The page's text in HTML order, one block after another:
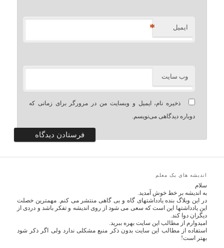
ایمیل *
وب‌ سایت
ذخیره نام، ایمیل و وبسایت من در مرورگر برای زمانی که
دوباره دیدگاهی می‌نویسم.
اندیشه های یک معلم
سلام
به اندیشه بر خط خوش آمدید.
در این وبلاگ بنده یادداشتهای گاه و بی گاهی منتشر می کنم. مهمترین خصلت
این یادداشتها این است که سعی می شود از روی اندیشه و تفکر باشد و دردی از
دیگران دوا کند.
امیدوارم از مطالب این سایت بهره ببرید.
استفاده از مطالب این سایت بدون ذکر منبع مشکلی ندارد ولی اگر ذکر شود
بهتر است!